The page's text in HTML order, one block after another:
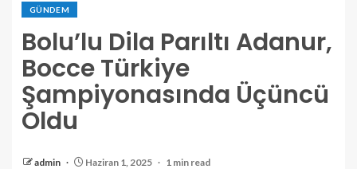
GÜNDEM
Bolu’lu Dila Parıltı Adanur,
Bocce Türkiye
Şampiyonasında Üçüncü
Oldu
admin Haziran 1, 2025 1 min read